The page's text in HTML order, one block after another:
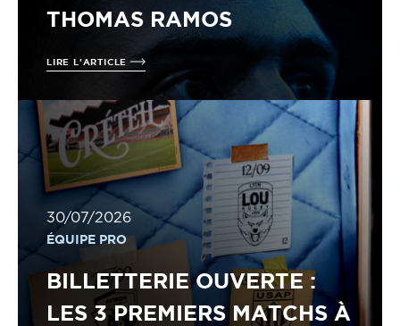
THOMAS RAMOS
LIRE L'ARTICLE
30/07/2026
ÉQUIPE PRO
BILLETTERIE OUVERTE :
LES 3 PREMIERS MATCHS À